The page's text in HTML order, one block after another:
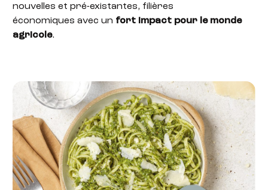
nouvelles et pré-existantes, filières
économiques avec un fort impact pour le monde
agricole.